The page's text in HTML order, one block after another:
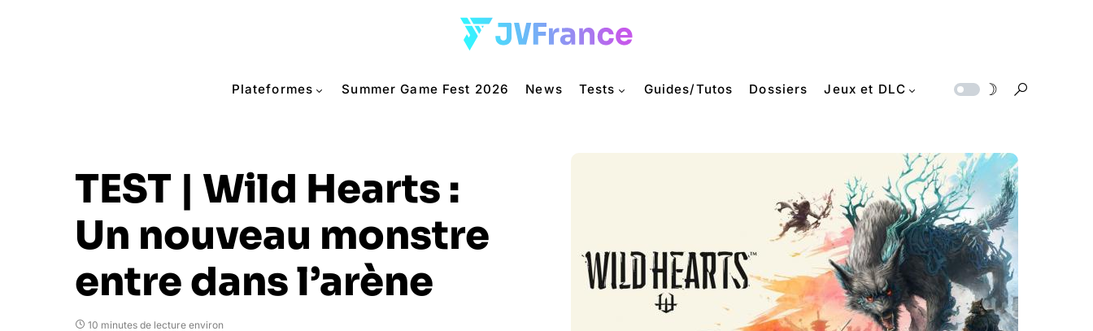
Plateformes Summer Game Fest 2026 News Tests Guides/Tutos Dossiers Jeux et DLC
TEST | Wild Hearts :
Un nouveau monstre
entre dans l’arène
10 minutes de lecture environ